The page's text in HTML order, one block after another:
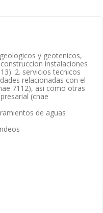
y geotenicos,
instalaciones
2. servicios tecnicos
relacionadas con el
7112), asi como otras
(cnae
de aguas